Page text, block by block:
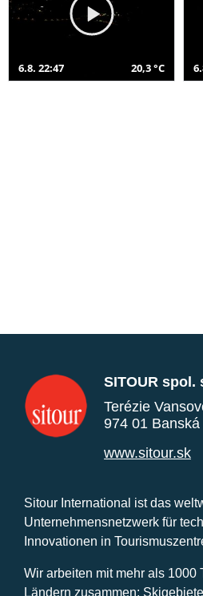
6.8. 22:47 20,3 °C
SITOUR spol.
Terézie
974 01
www.sitour.sk
Sitour International ist das
Unternehmensnetzwerk für
Innovationen in
Wir arbeiten mit mehr als 1000
Ländern zusammen: